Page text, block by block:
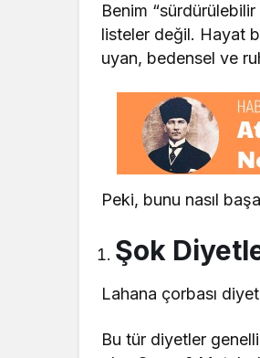
Benim
listeler değil. Hayat
uyan, bedensel ve
Peki, bunu nasıl
Şok
Lahana çorbası
Bu tür diyetler